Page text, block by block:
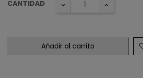
CANTIDAD
Añadir al carrito